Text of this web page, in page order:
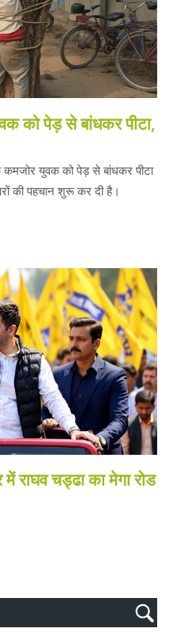
को पेड़ से बांधकर पीटा,
कमजोर युवक को पेड़ से बांधकर पीटा
की पहचान शुरू कर दी है।
राघव चड्ढा का मेगा रोड